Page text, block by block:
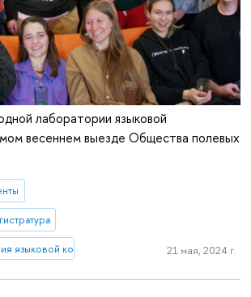
лаборатории языковой
весеннем выезде Общества полевых
языковой конвергенции 21 мая, 2024 г.